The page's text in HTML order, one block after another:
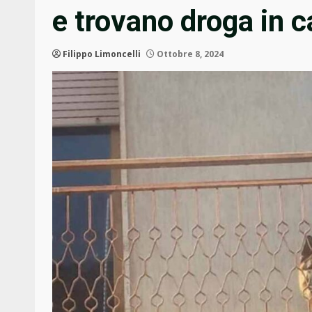
e trovano droga in
Filippo Limoncelli Ottobre 8, 2024